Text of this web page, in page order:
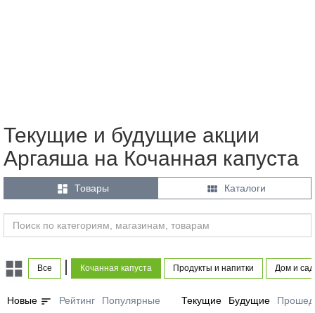
Текущие и будущие акции
Аргаяша на Кочанная капуста
 Товары  Каталоги
Все Кочанная капуста Продукты и напитки Дом и сад
Новые sort Рейтинг Популярные Текущие Будущие